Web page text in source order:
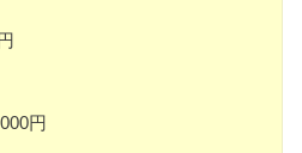
円